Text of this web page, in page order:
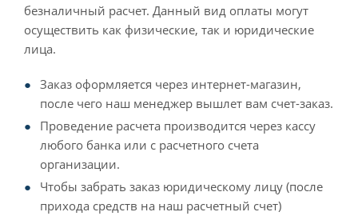
безналичный расчет. Данный вид оплаты могут
осуществить как физические, так и юридические
лица.
Заказ оформляется через интернет-магазин,
после чего наш менеджер вышлет вам счет-заказ.
Проведение расчета производится через кассу
любого банка или с расчетного счета
организации.
Чтобы забрать заказ юридическому лицу (после
прихода средств на наш расчетный счет)